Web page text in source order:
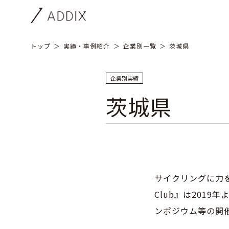
トップ 実績・事例紹介 企業別一覧 茨城県
企業別実績
茨城県
サイクリングに力
Club』は2019年
ンポジウム等の開